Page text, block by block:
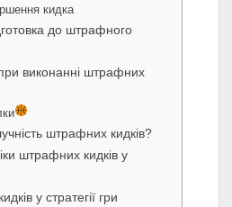
кидка
до штрафного
виконанні штрафних
штрафних кидків?
штрафних кидків у
у стратегії гри